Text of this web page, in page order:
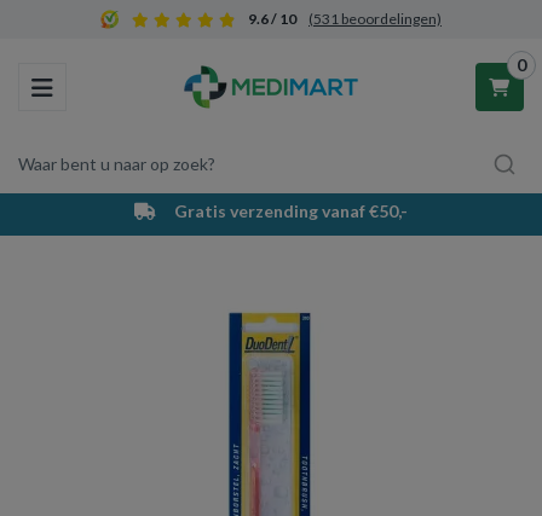
9.6 / 10 (531 beoordelingen)
Toggle navigation
Waar bent u naar op zoek?
0
Winkelwagen
Uw winkelwagen is leeg.
Vul hem met producten.
Gratis verzending vanaf €50,-